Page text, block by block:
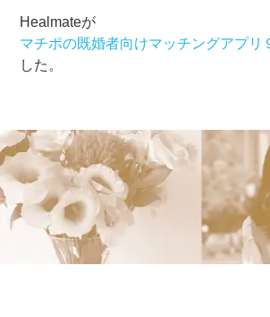
Healmateが
マチポの既婚者向けマッチングアプリ
した。